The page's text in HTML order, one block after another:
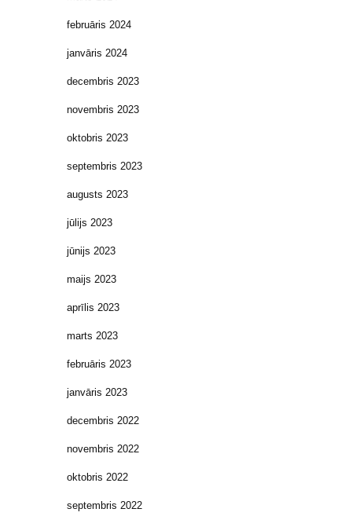
februāris 2024
janvāris 2024
decembris 2023
novembris 2023
oktobris 2023
septembris 2023
augusts 2023
jūlijs 2023
jūnijs 2023
maijs 2023
aprīlis 2023
marts 2023
februāris 2023
janvāris 2023
decembris 2022
novembris 2022
oktobris 2022
septembris 2022